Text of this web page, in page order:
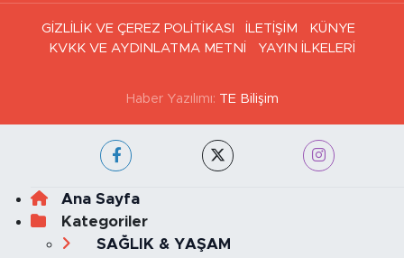
GİZLİLİK VE ÇEREZ POLİTİKASI İLETİŞİM
KÜNYE
KVKK VE AYDINLATMA METNİ
YAYIN İLKELERİ
Haber Yazılımı: TE Bilişim
Ana Sayfa
Kategoriler
SAĞLIK & YAŞAM